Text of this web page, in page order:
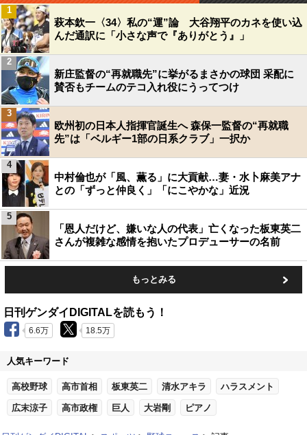
萩本欽一〈34〉私の“運”論 大谷翔平のカネを使い込
んだ通訳に「小さな声で『ありがとう』」
1
新庄監督の“再就職先”に挙がるまさかの球団 采配に
賛否もチームのテコ入れ役にうってつけ
2
欧州初の日本人指揮官誕生へ 森保一監督の“再就職
先”は「ベルギー1部の日系クラブ」一択か
3
中村倫也が「風、薫る」に大貢献…妻・水卜麻美アナ
との「ずっと仲良く」「にこやかな」近況
4
「恩人だけど、嫌いな人の代表」亡くなった板東英二
さんが複雑な感情を抱いたプロデューサーの名前
5
もっとみる
日刊ゲンダイDIGITALを読もう！
6.6万 18.5万
人気キーワード
高校野球 高市首相 板東英二 清水アキラ ハラスメント
広末涼子 高市政権 巨人 大岩剛 ピアノ